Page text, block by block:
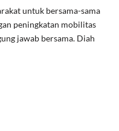
untuk bersama-sama
peningkatan mobilitas
jawab bersama. Diah